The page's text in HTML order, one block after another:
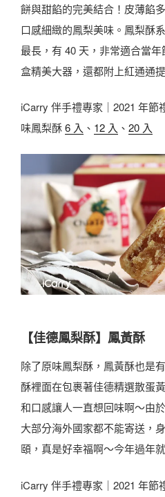
餅與甜餡的完美結合！皮薄餡
口感細緻的鳳梨美味。鳳梨酥
最長，有 40 天，非常適合當
盒精美大器，還都附上紅通通
iCarry 伴手禮專家｜2021 年節
味鳳梨酥6 入 、 12 入 、 20 入
【佳德鳳梨酥】鳳黃酥
除了原味鳳梨酥，鳳黃酥也是
酥裡面在包裹著佳德精選散蛋
和口感讓人一直想回味啊～由
大部分海外國家都不能寄送，
頤，真是好幸福啊～今年過年
iCarry 伴手禮專家｜2021 年節